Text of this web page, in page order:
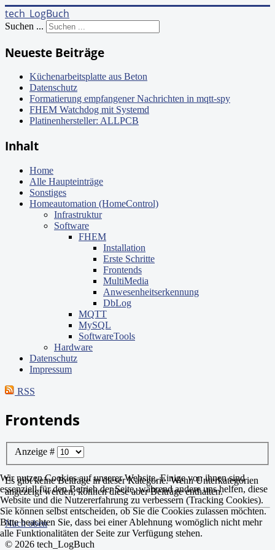
tech_LogBuch
Suchen ...
Neueste Beiträge
Küchenarbeitsplatte aus Beton
Datenschutz
Formatierung empfangener Nachrichten in mqtt-spy
FHEM Watchdog mit Systemd
Platinenhersteller: ALLPCB
Inhalt
Home
Alle Haupteinträge
Sonstiges
Homeautomation (HomeControl)
Infrastruktur
Software
FHEM
Installation
Erste Schritte
Frontends
MultiMedia
Anwesenheitserkennung
DbLog
MQTT
MySQL
SoftwareTools
Hardware
Datenschutz
Impressum
RSS
Frontends
Anzeige #
Es gibt keine Beiträge in dieser Kategorie. Wenn Unterkategorien
angezeigt werden, können diese aber Beiträge enthalten.
Nach oben
© 2026 tech_LogBuch
Wir nutzen Cookies auf unserer Website. Einige von ihnen sind
essenziell für den Betrieb der Seite, während andere uns helfen, diese
Website und die Nutzererfahrung zu verbessern (Tracking Cookies).
Sie können selbst entscheiden, ob Sie die Cookies zulassen möchten.
Bitte beachten Sie, dass bei einer Ablehnung womöglich nicht mehr
alle Funktionalitäten der Seite zur Verfügung stehen.